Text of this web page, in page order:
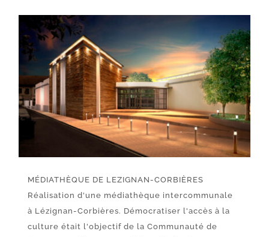
MÉDIATHÈQUE DE LEZIGNAN-CORBIÈRES
Réalisation d'une médiathèque intercommunale
à Lézignan-Corbières. Démocratiser l'accès à la
culture était l'objectif de la Communauté de